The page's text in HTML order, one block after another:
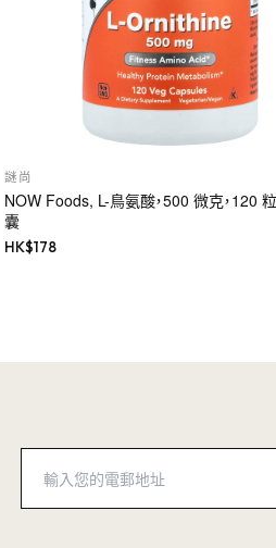
謎尚
NOW Foods, L-鳥氨酸，500 微克，120
囊
HK$178